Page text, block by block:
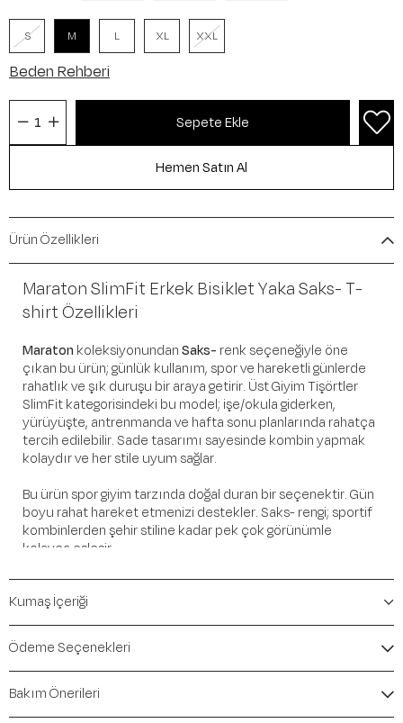
S M L XL XXL
Beden Rehberi
Ürün Özellikleri
Maraton SlimFit Erkek Bisiklet Yaka Saks- T-
shirt Özellikleri
Maraton koleksiyonundanSaks- renk seçeneğiyle öne
çıkan bu ürün; günlük kullanım, spor ve hareketli günlerde
rahatlık ve şık duruşu bir araya getirir. Üst Giyim Tişörtler
SlimFit kategorisindeki bu model; işe/okula giderken,
yürüyüşte, antrenmanda ve hafta sonu planlarında rahatça
tercih edilebilir. Sade tasarımı sayesinde kombin yapmak
kolaydır ve her stile uyum sağlar.
Bu ürün spor giyim tarzında doğal duran bir seçenektir. Gün
boyu rahat hareket etmenizi destekler. Saks- rengi; sportif
kombinlerden şehir stiline kadar pek çok görünümle
kolayca eşleşir.
Öne Çıkan Detaylar
Marka:Maraton
Renk:Saks-
Kalıp / Form:
Mevsim:İlkbahar-Yaz
Kumaş İçeriği
Ödeme Seçenekleri
Bakım Önerileri